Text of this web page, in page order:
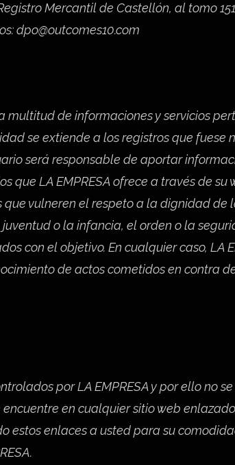
Mercantil de Castellón, al tomo
dpo@outcomes10.com
multitud de informaciones y servicios
se extiende a los registros que
será responsable de aportar
que LA EMPRESA ofrece a través de
vulneren el respeto a la dignidad de
o la infancia, el orden o la
con el objetivo. En cualquier caso, LA
de actos cometidos en contra
por LA EMPRESA y por ello no
en cualquier sitio web
estos enlaces a usted para su